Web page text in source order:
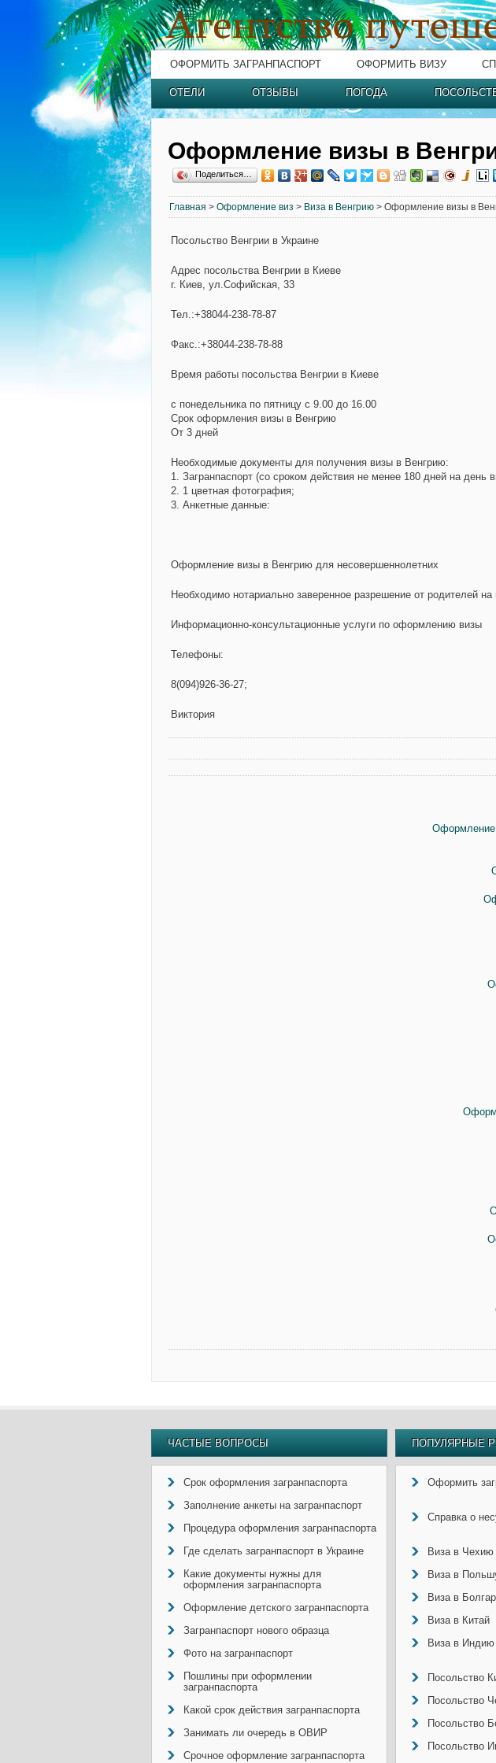
ОФОРМИТЬ ЗАГРАНПАСПОРТ ОФОРМИТЬ ВИЗУ
ОТЕЛИ ОТЗЫВЫ ПОГОДА
Оформление визы в
Поделиться…
Главная > Оформление виз > Виза в Венгрию > Оформление визы в
Посольство Венгрии в Украине
Адрес посольства Венгрии в Киеве
г. Киев, ул.Софийская, 33
Тел.:+38044-238-78-87
Факс.:+38044-238-78-88
Время работы посольства Венгрии в Киеве
с понедельника по пятницу с 9.00 до 16.00
Срок оформления визы в Венгрию
От 3 дней
Необходимые документы для получения визы в Венгрию:
1. Загранпаспорт (со сроком действия не менее 180 дней на день
2. 1 цветная фотография;
3. Анкетные данные:
Оформление визы в Венгрию для несовершеннолетних
Необходимо нотариально заверенное разрешение от родителей на
Информационно-консультационные услуги по оформлению визы
Телефоны:
8(094)926-36-27;
Виктория
Оформление
ЧАСТЫЕ ВОПРОСЫ
Срок оформления загранпаспорта
Заполнение анкеты на загранпаспорт
Процедура оформления загранпаспорта
Где сделать загранпаспорт в Украине
Какие документы нужны для
оформления загранпаспорта
Оформление детского загранпаспорта
Загранпаспорт нового образца
Фото на загранпаспорт
Пошлины при оформлении
загранпаспорта
Какой срок действия загранпаспорта
Занимать ли очередь в ОВИР
Срочное оформление загранпаспорта
ПОПУЛЯРНЫЕ
Оформить
Справка о
Виза в Чехию
Виза в
Виза в
Виза в Китай
Виза в Индию
Посольство
Посольство
Посольство
Посольство